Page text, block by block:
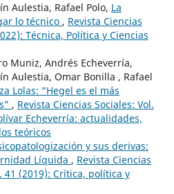
Aulestia, Rafael Polo, La
lo técnico , Revista Ciencias
Técnica, Política y Ciencias
Muniz, Andrés Echeverría,
Aulestia, Omar Bonilla , Rafael
Lolas: “Hegel es el más
, Revista Ciencias Sociales: Vol.
Echeverría: actualidades,
teóricos
y sus derivas:
Líquida , Revista Ciencias
41 (2019): Crítica, política y